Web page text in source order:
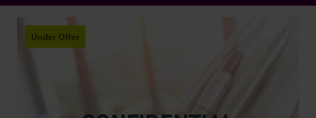
Under Offer